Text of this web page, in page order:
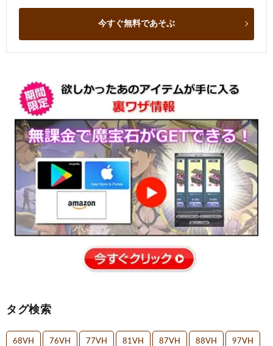
今すぐ無料であそぶ
タグ検索
68VH 76VH 77VH 81VH 87VH 88VH 97VH